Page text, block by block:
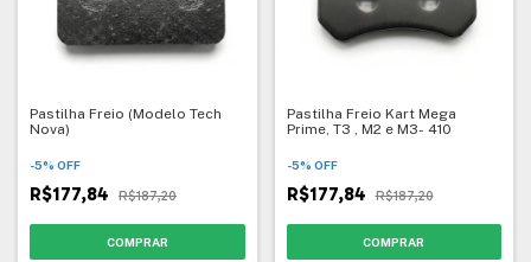
Pastilha Freio (Modelo Tech
Nova)
-5% OFF
R$177,84 R$187,20
Pastilha Freio Kart Mega
Prime, T3 , M2 e M3- 410
-5% OFF
R$177,84 R$187,20